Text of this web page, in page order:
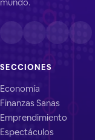
SECCIONES
Economía
Finanzas Sanas
Emprendimiento
Espectáculos